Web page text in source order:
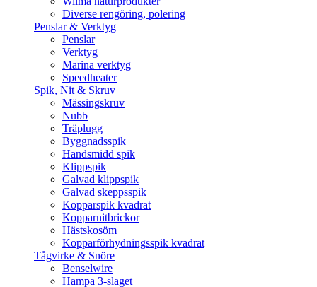
Diverse rengöring, polering
Penslar & Verktyg
Penslar
Verktyg
Marina verktyg
Speedheater
Spik, Nit & Skruv
Mässingskruv
Nubb
Träplugg
Byggnadsspik
Handsmidd spik
Klippspik
Galvad klippspik
Galvad skeppsspik
Kopparspik kvadrat
Kopparnitbrickor
Hästskosöm
Kopparförhydningsspik kvadrat
Tågvirke & Snöre
Benselwire
Hampa 3-slaget